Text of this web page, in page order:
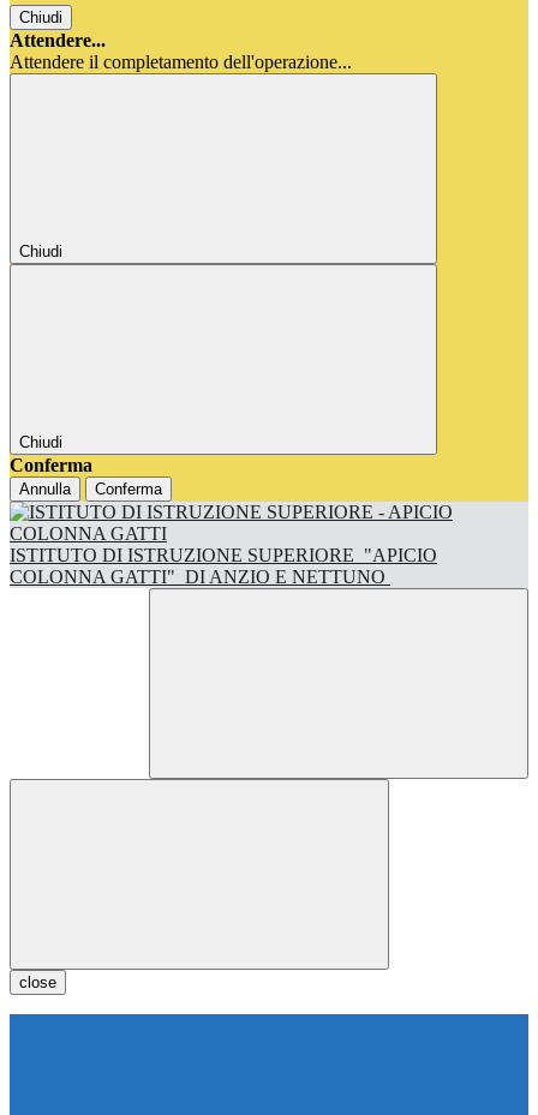
Chiudi
Attendere...
Attendere il completamento dell'operazione...
Chiudi
Chiudi
Conferma
Annulla Conferma
ISTITUTO DI ISTRUZIONE SUPERIORE "APICIO
COLONNA GATTI" DI ANZIO E NETTUNO
close